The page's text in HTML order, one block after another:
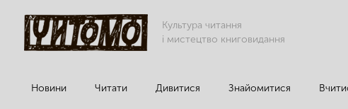
Культура читання
і мистецтво книговидання
Новини Читати Дивитися Знайомитися